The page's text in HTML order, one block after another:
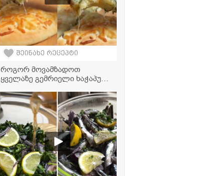
შეინახე რეცეპტი
როგორ მოვამზადოთ
ყველაზე გემრიელი ხაჭაპური
გემრიელი და მარტივი
რეცეპტი